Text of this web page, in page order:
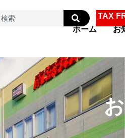
TAX
ホーム お